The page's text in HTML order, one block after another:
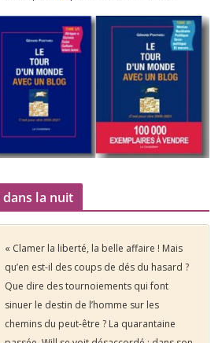
la nuit
« Clamer la liberté, la belle affaire ! Mais
qu’en est-il des coups de dés du hasard ?
Que dire des tournoiements qui font
sinuer le destin de l’homme sur les
chemins du peut-être ? La quarantaine